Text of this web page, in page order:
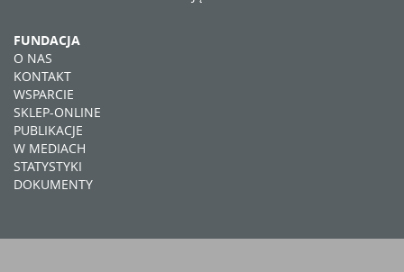
FUNDACJA
O NAS
KONTAKT
WSPARCIE
SKLEP-ONLINE
PUBLIKACJE
W MEDIACH
STATYSTYKI
DOKUMENTY